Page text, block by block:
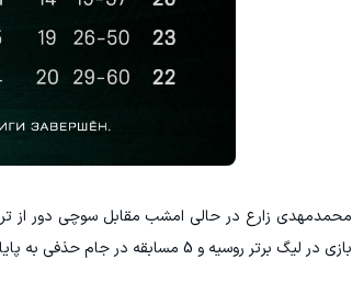
بازی در لیگ برتر روسیه و 5 مسابقه در جام حذفی به پایان رساند و حالا باید خود را آماده حضور در اردوی تیم المپیک ایران کند.